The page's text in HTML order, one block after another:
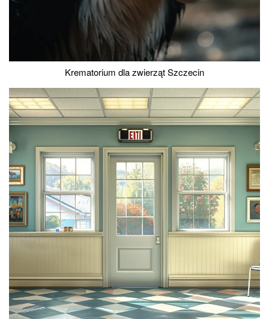
Krematorium dla zwierząt Szczecin